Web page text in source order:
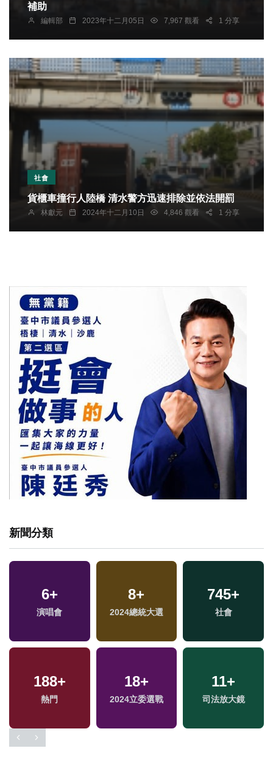
補助
編輯部 2023年十二月05日 7,967 觀看 1 分享
社會
貨櫃車撞行人陸橋 清水警方迅速排除並依法開罰
林獻元 2024年十二月10日 4,846 觀看 1 分享
新聞分類
6+
演唱會
8+
2024總統大選
745+
社會
188+
熱門
18+
2024立委選戰
11+
司法放大鏡